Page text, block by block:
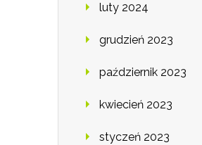
luty 2024
grudzień 2023
październik 2023
kwiecień 2023
styczeń 2023